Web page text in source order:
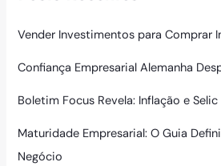
Vender Investimentos para Comprar
Confiança Empresarial Alemanha
Boletim Focus Revela: Inflação e
Maturidade Empresarial: O Guia
Negócio